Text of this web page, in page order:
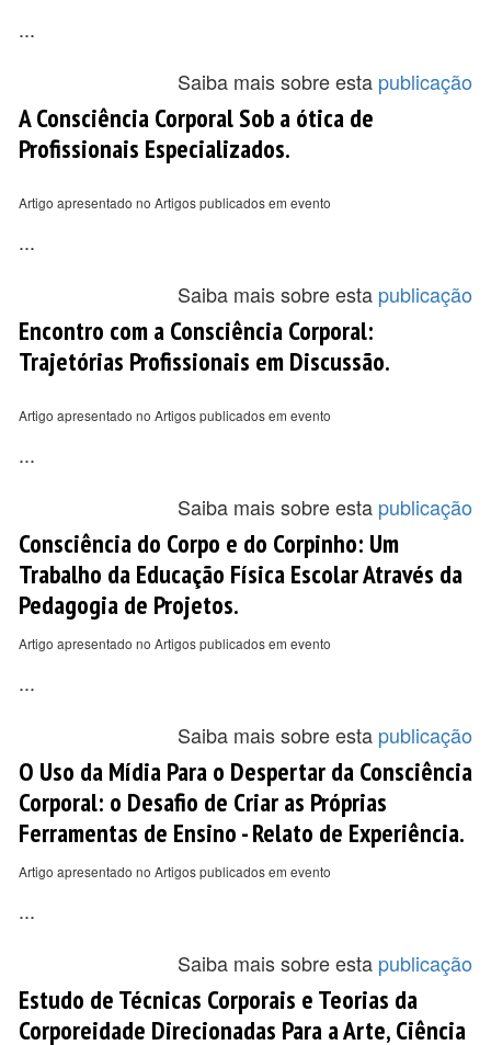
...
Saiba mais sobre esta publicação
A Consciência Corporal Sob a ótica de
Profissionais Especializados.
Artigo apresentado no Artigos publicados em evento
...
Saiba mais sobre esta publicação
Encontro com a Consciência Corporal:
Trajetórias Profissionais em Discussão.
Artigo apresentado no Artigos publicados em evento
...
Saiba mais sobre esta publicação
Consciência do Corpo e do Corpinho: Um
Trabalho da Educação Física Escolar Através da
Pedagogia de Projetos.
Artigo apresentado no Artigos publicados em evento
...
Saiba mais sobre esta publicação
O Uso da Mídia Para o Despertar da Consciência
Corporal: o Desafio de Criar as Próprias
Ferramentas de Ensino - Relato de Experiência.
Artigo apresentado no Artigos publicados em evento
...
Saiba mais sobre esta publicação
Estudo de Técnicas Corporais e Teorias da
Corporeidade Direcionadas Para a Arte, Ciência